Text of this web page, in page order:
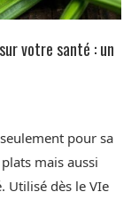
votre santé : un
pour sa
mais aussi
Utilisé dès le VIe